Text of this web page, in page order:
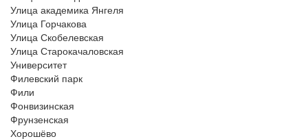
Улица академика Янгеля
Улица Горчакова
Улица Скобелевская
Улица Старокачаловская
Университет
Филевский парк
Фили
Фонвизинская
Фрунзенская
Хорошёво